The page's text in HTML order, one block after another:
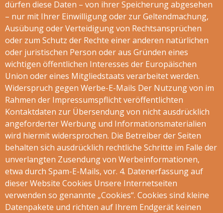
dürfen diese Daten – von ihrer Speicherung abgesehen
– nur mit Ihrer Einwilligung oder zur Geltendmachung,
Ausübung oder Verteidigung von Rechtsansprüchen
oder zum Schutz der Rechte einer anderen natürlichen
oder juristischen Person oder aus Gründen eines
wichtigen öffentlichen Interesses der Europäischen
Union oder eines Mitgliedstaats verarbeitet werden.
Widerspruch gegen Werbe-E-Mails Der Nutzung von im
Rahmen der Impressumspflicht veröffentlichten
Kontaktdaten zur Übersendung von nicht ausdrücklich
angeforderter Werbung und Informationsmaterialien
wird hiermit widersprochen. Die Betreiber der Seiten
behalten sich ausdrücklich rechtliche Schritte im Falle der
unverlangten Zusendung von Werbeinformationen,
etwa durch Spam-E-Mails, vor. 4. Datenerfassung auf
dieser Website Cookies Unsere Internetseiten
verwenden so genannte „Cookies“. Cookies sind kleine
Datenpakete und richten auf Ihrem Endgerät keinen